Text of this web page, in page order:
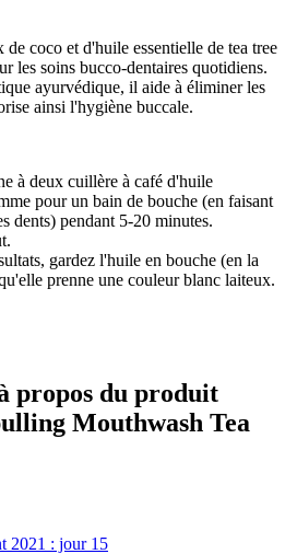
coco et d'huile essentielle de tea tree
les soins bucco-dentaires quotidiens.
ayurvédique, il aide à éliminer les
ainsi l'hygiène buccale.
à deux cuillère à café d'huile
pour un bain de bouche (en faisant
dents) pendant 5-20 minutes.
gardez l'huile en bouche (en la
prenne une couleur blanc laiteux.
propos du produit
Mouthwash Tea
2021 : jour 15